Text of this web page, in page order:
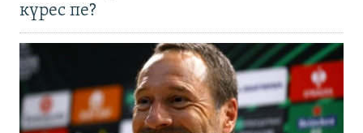
күрес пе?